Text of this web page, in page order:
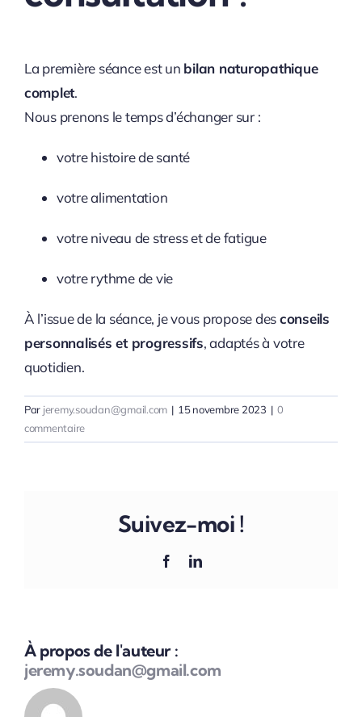
La première séance est un bilan naturopathique
complet.
Nous prenons le temps d’échanger sur :
votre histoire de santé
votre alimentation
votre niveau de stress et de fatigue
votre rythme de vie
À l’issue de la séance, je vous propose desconseils
personnalisés et progressifs, adaptés à votre
quotidien.
Par jeremy.soudan@gmail.com | 15 novembre 2023 | 0
commentaire
Suivez-moi !
FacebookLinkedIn
À propos de l'auteur :
jeremy.soudan@gmail.com